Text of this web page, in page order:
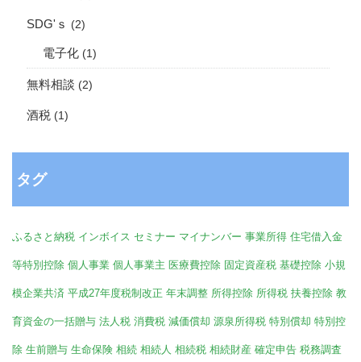
SDG'ｓ (2)
電子化 (1)
無料相談 (2)
酒税 (1)
タグ
ふるさと納税 インボイス セミナー マイナンバー 事業所得 住宅借入金
等特別控除 個人事業 個人事業主 医療費控除 固定資産税 基礎控除 小規
模企業共済 平成27年度税制改正 年末調整 所得控除 所得税 扶養控除 教
育資金の一括贈与 法人税 消費税 減価償却 源泉所得税 特別償却 特別控
除 生前贈与 生命保険 相続 相続人 相続税 相続財産 確定申告 税務調査